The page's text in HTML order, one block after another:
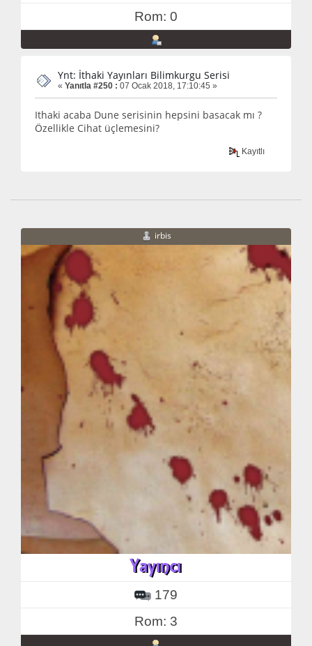
Rom: 0
Ynt: İthaki Yayınları Bilimkurgu Serisi
« Yanıtla #250 : 07 Ocak 2018, 17:10:45 »
Ithaki acaba Dune serisinin hepsini basacak mı ?
Özellikle Cihat üçlemesini?
Kayıtlı
irbis
179
Rom: 3